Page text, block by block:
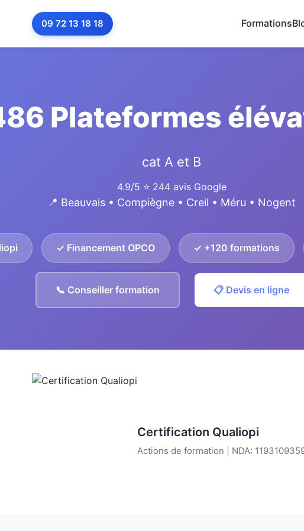
09 72 13 18 18 Formations
Plateformes
cat A et B
4.9/5 ⭐ 244 avis Google
📍 Beauvais • Compiègne • Creil • Méru • Nogent
✓ Financement OPCO ✓ +120 formations
📞 Conseiller formation 📋 Devis en ligne
Certification Qualiopi
Actions de formation | NDA: